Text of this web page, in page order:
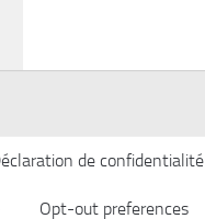
de confidentialité
Opt-out preferences